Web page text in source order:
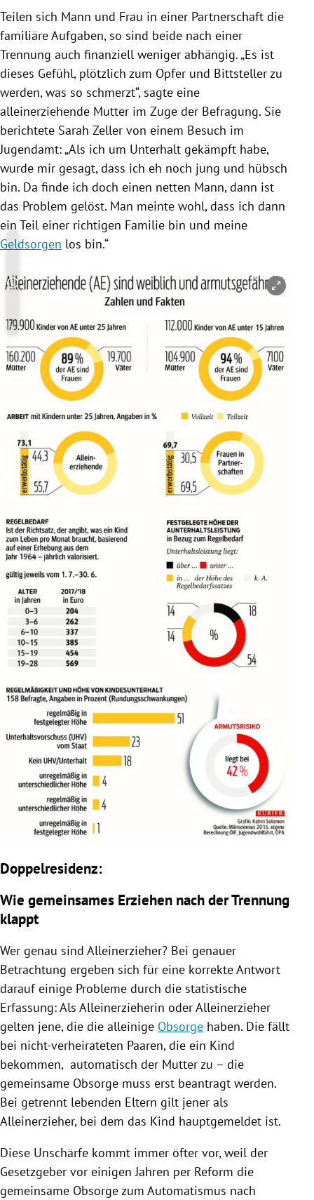
Teilen sich Mann und Frau in einer Partnerschaft die
familiäre Aufgaben, so sind beide nach einer
Trennung auch finanziell weniger abhängig. „Es ist
dieses Gefühl, plötzlich zum Opfer und Bittsteller zu
werden, was so schmerzt“, sagte eine
alleinerziehende Mutter im Zuge der Befragung. Sie
berichtete Sarah Zeller von einem Besuch im
Jugendamt: „Als ich um Unterhalt gekämpft habe,
wurde mir gesagt, dass ich eh noch jung und hübsch
bin. Da finde ich doch einen netten Mann, dann ist
das Problem gelöst. Man meinte wohl, dass ich dann
ein Teil einer richtigen Familie bin und meine
Geldsorgen los bin.“
Copyright-Hinweis öffnen/schließen
Doppelresidenz:
Wie gemeinsames Erziehen nach der Trennung
klappt
Wer genau sind Alleinerzieher? Bei genauer
Betrachtung ergeben sich für eine korrekte Antwort
darauf einige Probleme durch die statistische
Erfassung: Als Alleinerzieherin oder Alleinerzieher
gelten jene, die die alleinige Obsorge haben. Die fällt
bei nicht-verheirateten Paaren, die ein Kind
bekommen, automatisch der Mutter zu – die
gemeinsame Obsorge muss erst beantragt werden.
Bei getrennt lebenden Eltern gilt jener als
Alleinerzieher, bei dem das Kind hauptgemeldet ist.
Diese Unschärfe kommt immer öfter vor, weil der
Gesetzgeber vor einigen Jahren per Reform die
gemeinsame Obsorgezum Automatismus nach